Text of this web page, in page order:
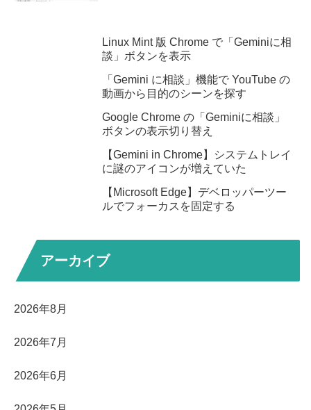
Linux Mint 版 Chrome で「Geminiに相
談」ボタンを表示
「Gemini に相談」機能で YouTube の
動画から目的のシーンを探す
Google Chrome の「Geminiに相談」
ボタンの表示切り替え
【Gemini in Chrome】システムトレイ
に謎のアイコンが増えていた
【Microsoft Edge】デベロッパーツー
ルでフォーカスを固定する
アーカイブ
2026年8月
2026年7月
2026年6月